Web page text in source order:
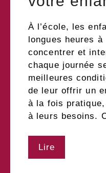
À l’école, les
longues heures
concentrer et
chaque journée
meilleures
de leur offrir un
à la fois
à leurs besoins.
Lire